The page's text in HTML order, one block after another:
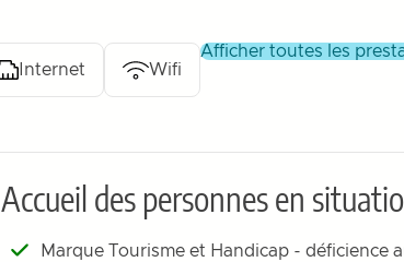
Internet Wifi
afficher toutes les
Accueil des personnes en
Marque Tourisme et Handicap - déficience